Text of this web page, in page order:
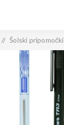
/ Šolski pripomočki